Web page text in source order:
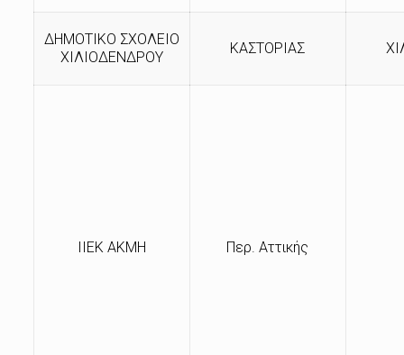
ΔΗΜΟΤΙΚΟ ΣΧΟΛΕΙΟ
ΧΙΛΙΟΔΕΝΔΡΟΥ
ΚΑΣΤΟΡΙΑΣ
ΙΙΕΚ ΑΚΜΗ Περ. Αττικής